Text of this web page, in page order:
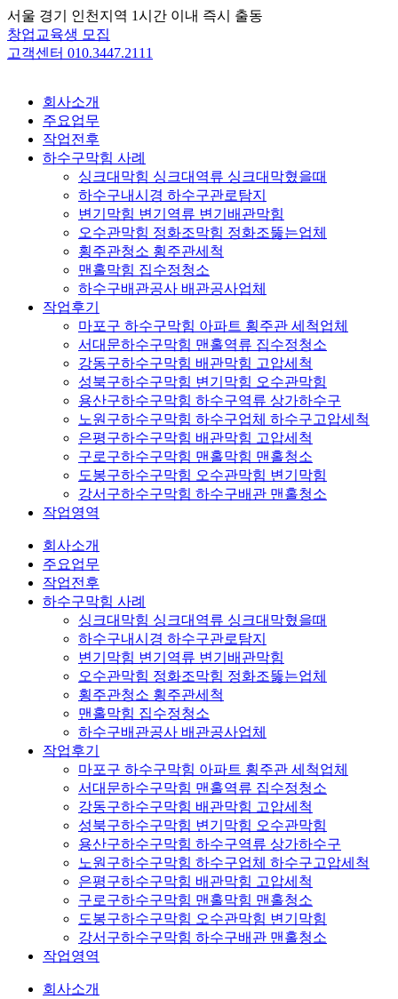
Skip
to
content
서울 경기 인천지역 1시간 이내 즉시 출동
창업교육생 모집
고객센터 010.3447.2111
회사소개
주요업무
작업전후
하수구막힘 사례
싱크대막힘 싱크대역류 싱크대막혔을때
하수구내시경 하수구관로탐지
변기막힘 변기역류 변기배관막힘
오수관막힘 정화조막힘 정화조뚫는업체
횡주관청소 횡주관세척
맨홀막힘 집수정청소
하수구배관공사 배관공사업체
작업후기
마포구 하수구막힘 아파트 횡주관 세척업체
서대문하수구막힘 맨홀역류 집수정청소
강동구하수구막힘 배관막힘 고압세척
성북구하수구막힘 변기막힘 오수관막힘
용산구하수구막힘 하수구역류 상가하수구
노원구하수구막힘 하수구업체 하수구고압세척
은평구하수구막힘 배관막힘 고압세척
구로구하수구막힘 맨홀막힘 맨홀청소
도봉구하수구막힘 오수관막힘 변기막힘
강서구하수구막힘 하수구배관 맨홀청소
작업영역
회사소개
주요업무
작업전후
하수구막힘 사례
싱크대막힘 싱크대역류 싱크대막혔을때
하수구내시경 하수구관로탐지
변기막힘 변기역류 변기배관막힘
오수관막힘 정화조막힘 정화조뚫는업체
횡주관청소 횡주관세척
맨홀막힘 집수정청소
하수구배관공사 배관공사업체
작업후기
마포구 하수구막힘 아파트 횡주관 세척업체
서대문하수구막힘 맨홀역류 집수정청소
강동구하수구막힘 배관막힘 고압세척
성북구하수구막힘 변기막힘 오수관막힘
용산구하수구막힘 하수구역류 상가하수구
노원구하수구막힘 하수구업체 하수구고압세척
은평구하수구막힘 배관막힘 고압세척
구로구하수구막힘 맨홀막힘 맨홀청소
도봉구하수구막힘 오수관막힘 변기막힘
강서구하수구막힘 하수구배관 맨홀청소
작업영역
회사소개